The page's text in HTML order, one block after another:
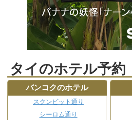
タイのホテル予約
バンコクのホテル
スクンビット通り
シーロム通り